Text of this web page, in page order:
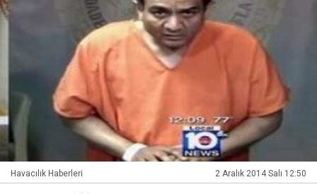
Havacılık Haberleri 2 Aralık 2014 Salı 12:50